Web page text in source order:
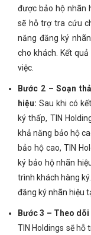
được bảo hộ nhãn
sẽ hỗ trợ tra cứu
năng đăng ký
cho khách. Kết
việc.
Bước 2 – Soạn
hiệu: Sau khi có
ký thấp, TIN
khả năng bảo hộ
bảo hộ cao, TIN
ký bảo hộ nhãn
trình khách hàng
đăng ký nhãn hiệu
Bước 3 – Theo
TIN Holdings sẽ hỗ